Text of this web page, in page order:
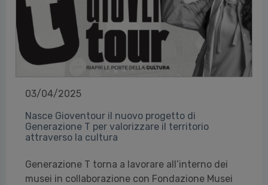
03/04/2025
Nasce Gioventour il nuovo progetto di
Generazione T per valorizzare il territorio
attraverso la cultura
Generazione T torna a lavorare all’interno dei
musei in collaborazione con Fondazione Musei